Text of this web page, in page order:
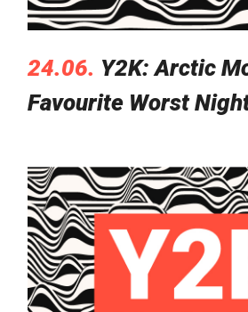
24.06. Y2K: Arctic
Favourite Worst